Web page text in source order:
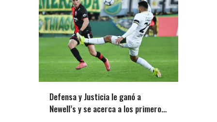
Defensa y Justicia le ganó a
Newell’s y se acerca a los primeros